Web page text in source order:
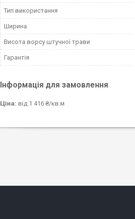
Тип використання
Ширина
Висота ворсу штучної трави
Гарантія
Інформація для замовлення
Ціна: від 1 416 ₴/кв.м